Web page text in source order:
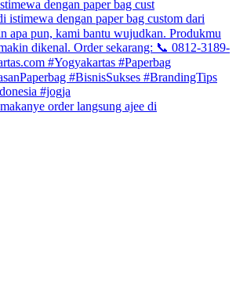
dengan paper bag cust
order langsung ajee di